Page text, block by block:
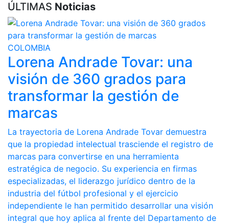
ÚLTIMAS Noticias
COLOMBIA
Lorena Andrade Tovar: una
visión de 360 grados para
transformar la gestión de
marcas
La trayectoria de Lorena Andrade Tovar demuestra
que la propiedad intelectual trasciende el registro de
marcas para convertirse en una herramienta
estratégica de negocio. Su experiencia en firmas
especializadas, el liderazgo jurídico dentro de la
industria del fútbol profesional y el ejercicio
independiente le han permitido desarrollar una visión
integral que hoy aplica al frente del Departamento de